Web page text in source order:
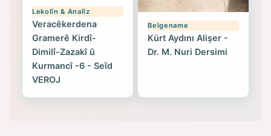
Lekolîn & Analîz
Veracêkerdena
Gramerê Kirdî-
Dimilî-Zazakî û
Kurmancî -6 - Seîd
VEROJ
Belgename
Kürt Aydını Alişer -
Dr. M. Nuri Dersimi